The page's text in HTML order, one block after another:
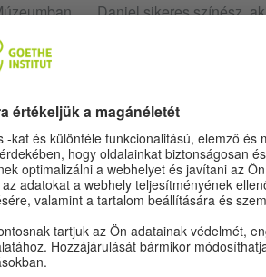
egy
ajánl:
egy
Daniel sikeres színész,
berlini Prenzlauer Berg
megszólítja egy
férfi.